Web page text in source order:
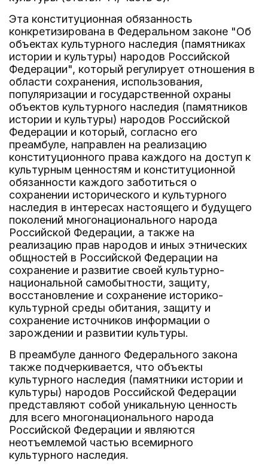
Эта конституционная обязанность
конкретизирована в Федеральном законе "Об
объектах культурного наследия (памятниках
истории и культуры) народов Российской
Федерации", который регулирует отношения в
области сохранения, использования,
популяризации и государственной охраны
объектов культурного наследия (памятников
истории и культуры) народов Российской
Федерации и который, согласно его
преамбуле, направлен на реализацию
конституционного права каждого на доступ к
культурным ценностям и конституционной
обязанности каждого заботиться о
сохранении исторического и культурного
наследия в интересах настоящего и будущего
поколений многонационального народа
Российской Федерации, а также на
реализацию прав народов и иных этнических
общностей в Российской Федерации на
сохранение и развитие своей культурно-
национальной самобытности, защиту,
восстановление и сохранение историко-
культурной среды обитания, защиту и
сохранение источников информации о
зарождении и развитии культуры.
В преамбуле данного Федерального закона
также подчеркивается, что объекты
культурного наследия (памятники истории и
культуры) народов Российской Федерации
представляют собой уникальную ценность
для всего многонационального народа
Российской Федерации и являются
неотъемлемой частью всемирного
культурного наследия.